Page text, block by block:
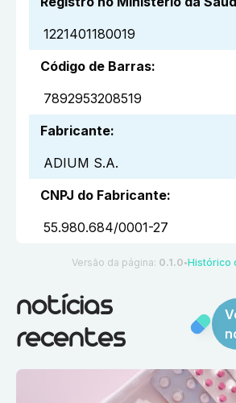
1221401180019
Código de Barras:
7892953208519
Fabricante:
ADIUM S.A.
CNPJ do Fabricante:
55.980.684/0001-27
Versão da página: 0.1.0 ●Histórico
notícias
recentes